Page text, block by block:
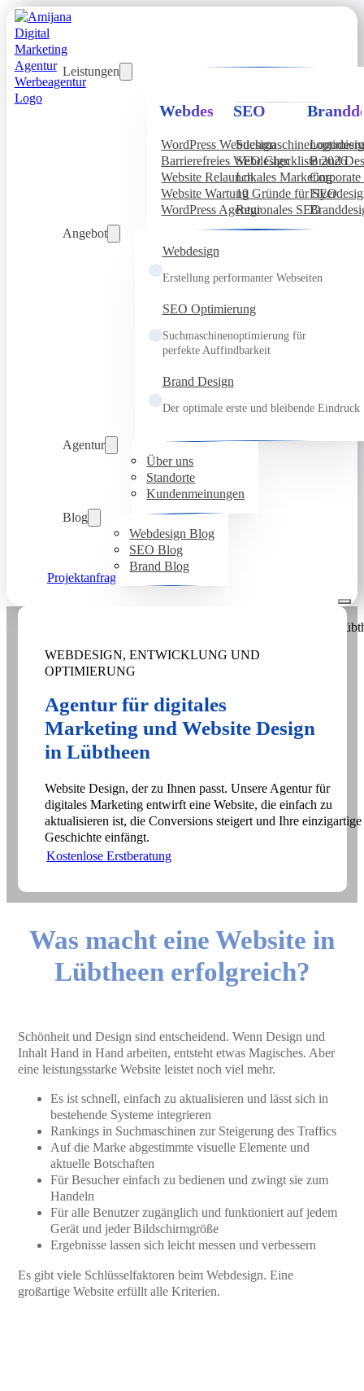
Leistungen
Webdesign
WordPress Webdesign
Barrierefreies Webdesign
Website Relaunch
Website Wartung
WordPress Agentur
SEO
SEO Checkliste 2026
Lokales Marketing
10 Gründe für SEO
Regionales SEO
Brand
Angebot
Webdesign
Erstellung performanter Webseiten
SEO Optimierung
Suchmaschinenoptimierung für
perfekte Auffindbarkeit
Brand Design
Der optimale erste und bleibende Eindruck
Agentur
Über uns
Standorte
Kundenmeinungen
Blog
Webdesign Blog
SEO Blog
Brand Blog
Projektanfrage
WEBDESIGN, ENTWICKLUNG UND
OPTIMIERUNG
Agentur für digitales
Marketing und Website Design
in Lübtheen
Website Design, der zu Ihnen passt. Unsere Agentur für
digitales Marketing entwirft eine Website, die einfach zu
aktualisieren ist, die Conversions steigert und Ihre einzigartige
Geschichte einfängt.
Kostenlose Erstberatung
Was macht eine Website in
Lübtheen erfolgreich?
Schönheit und Design sind entscheidend. Wenn Design und
Inhalt Hand in Hand arbeiten, entsteht etwas Magisches. Aber
eine leistungsstarke Website leistet noch viel mehr.
Es ist schnell, einfach zu aktualisieren und lässt sich in
bestehende Systeme integrieren
Rankings in Suchmaschinen zur Steigerung des Traffics
Auf die Marke abgestimmte visuelle Elemente und
aktuelle Botschaften
Für Besucher einfach zu bedienen und zwingt sie zum
Handeln
Für alle Benutzer zugänglich und funktioniert auf jedem
Gerät und jeder Bildschirmgröße
Ergebnisse lassen sich leicht messen und verbessern
Es gibt viele Schlüsselfaktoren beim Webdesign. Eine
großartige Website erfüllt alle Kriterien.